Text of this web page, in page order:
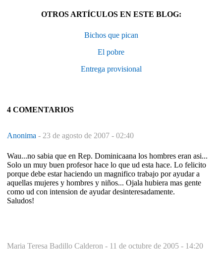
OTROS ARTÍCULOS EN ESTE BLOG:
Bichos que pican
El pobre
Entrega provisional
4 COMENTARIOS
Anonima - 23 de agosto de 2007 - 02:40
Wau...no sabia que en Rep. Dominicaana los hombres eran asi...
Solo un muy buen profesor hace lo que ud esta hace. Lo felicito
porque debe estar haciendo un magnifico trabajo por ayudar a
aquellas mujeres y hombres y niños... Ojala hubiera mas gente
como ud con intension de ayudar desinteresadamente.
Saludos!
Maria Teresa Badillo Calderon - 11 de octubre de 2005 - 14:20